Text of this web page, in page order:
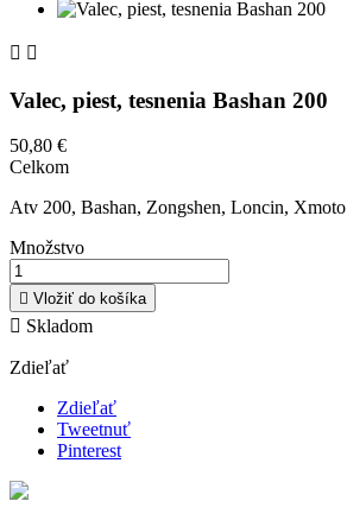
 
Valec, piest, tesnenia Bashan 200
50,80 €
Celkom
Atv 200, Bashan, Zongshen, Loncin, Xmoto
Množstvo
 Vložiť do košíka
 Skladom
Zdieľať
Zdieľať
Tweetnuť
Pinterest